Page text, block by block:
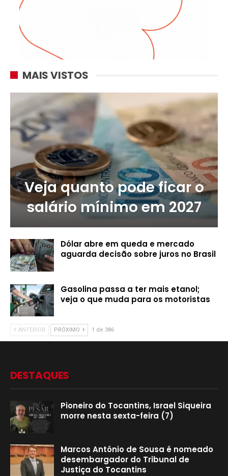
MAIS VISTOS
Veja quanto pode ficar o
salário mínimo em 2027
Dólar abre em queda e mercado
aguarda decisão sobre juros no Brasil
Gasolina passa a ter mais etanol;
veja o que muda para os motoristas
ANTERIOR PRÓXIMO 1 de 386
DESTAQUES
Pioneiro do Tocantins, Israel Siqueira
morre nesta sexta-feira (7)
Marcos Antônio de Sousa é nomeado
desembargador do Tribunal de
Justiça do Tocantins